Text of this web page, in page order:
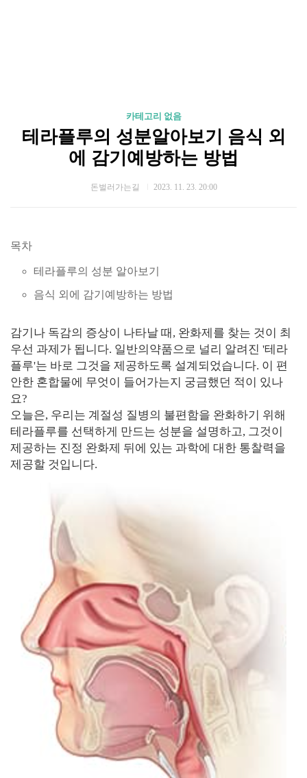
카테고리 없음
테라플루의 성분알아보기 음식 외
에 감기예방하는 방법
돈벌러가는길 2023. 11. 23. 20:00
목차
테라플루의 성분 알아보기
음식 외에 감기예방하는 방법
감기나 독감의 증상이 나타날 때, 완화제를 찾는 것이 최
우선 과제가 됩니다. 일반의약품으로 널리 알려진 '테라
플루'는 바로 그것을 제공하도록 설계되었습니다. 이 편
안한 혼합물에 무엇이 들어가는지 궁금했던 적이 있나
요?
오늘은, 우리는 계절성 질병의 불편함을 완화하기 위해
테라플루를 선택하게 만드는 성분을 설명하고, 그것이
제공하는 진정 완화제 뒤에 있는 과학에 대한 통찰력을
제공할 것입니다.